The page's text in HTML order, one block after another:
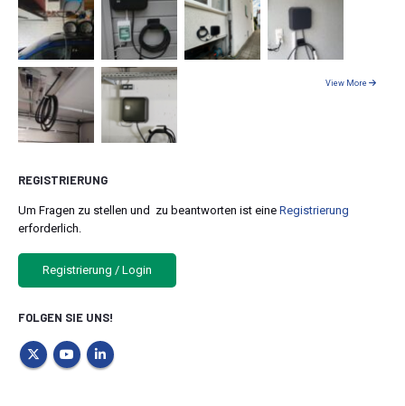
View More
REGISTRIERUNG
Um Fragen zu stellen und zu beantworten ist eine Registrierung
erforderlich.
Registrierung / Login
FOLGEN SIE UNS!